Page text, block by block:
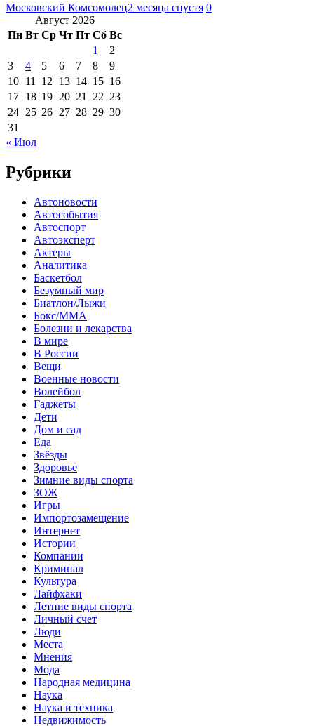
Московский Комсомолец2 месяца спустя 0
Август 2026
Пн Вт Ср Чт Пт Сб Вс
1
2
3
4 5 6 7 8
9
10 11 12 13 14 15 16
17 18 19 20 21 22 23
24 25 26 27 28 29 30
31
« Июл
Рубрики
Автоновости
Автособытия
Автоспорт
Автоэксперт
Актеры
Аналитика
Баскетбол
Безумный мир
Биатлон/Лыжи
Бокс/MMA
Болезни и лекарства
В мире
В России
Вещи
Военные новости
Волейбол
Гаджеты
Дети
Дом и сад
Еда
Звёзды
Здоровье
Зимние виды спорта
ЗОЖ
Игры
Импортозамещение
Интернет
Истории
Компании
Криминал
Культура
Лайфхаки
Летние виды спорта
Личный счет
Люди
Места
Мнения
Мода
Народная медицина
Наука
Наука и техника
Недвижимость